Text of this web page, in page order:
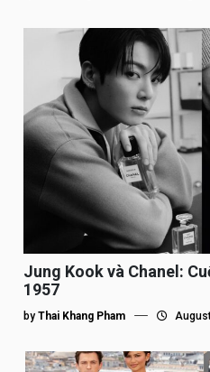
Jung Kook và Chanel:
1957
by Thai Khang Pham